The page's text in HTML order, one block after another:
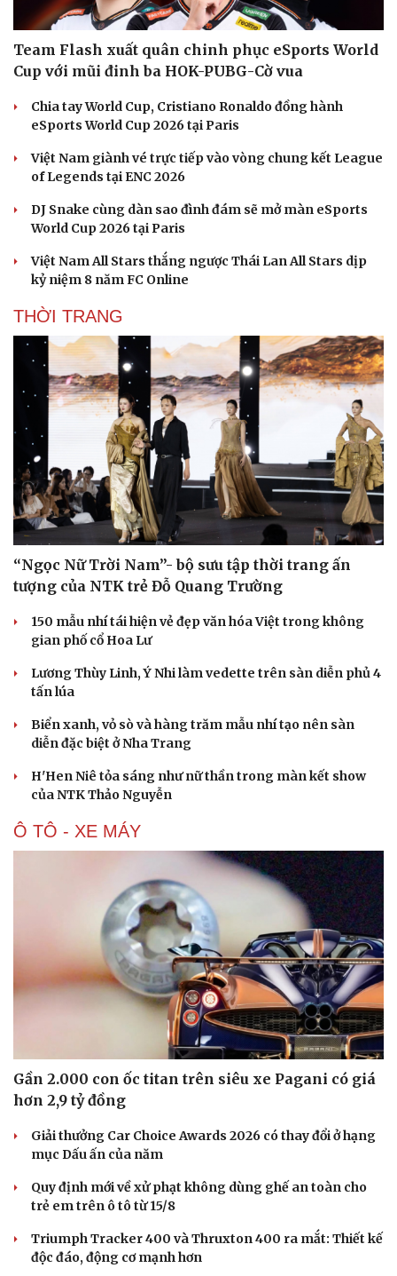
Săn Tour
check-in
Podcast
Câu chuyện thời sự
Đọc truyện đêm khuya
Cửa sổ tình yêu
Kể chuyện cho bé
Hạt giống tâm hồn
Team Flash xuất quân chinh phục eSports World
Cup với mũi đinh ba HOK-PUBG-Cờ vua
Chia tay World Cup, Cristiano Ronaldo đồng hành
eSports World Cup 2026 tại Paris
Việt Nam giành vé trực tiếp vào vòng chung kết League
of Legends tại ENC 2026
DJ Snake cùng dàn sao đình đám sẽ mở màn eSports
World Cup 2026 tại Paris
Việt Nam All Stars thắng ngược Thái Lan All Stars dịp
kỷ niệm 8 năm FC Online
THỜI TRANG
“Ngọc Nữ Trời Nam”- bộ sưu tập thời trang ấn
tượng của NTK trẻ Đỗ Quang Trường
150 mẫu nhí tái hiện vẻ đẹp văn hóa Việt trong không
gian phố cổ Hoa Lư
Lương Thùy Linh, Ý Nhi làm vedette trên sàn diễn phủ 4
tấn lúa
Biển xanh, vỏ sò và hàng trăm mẫu nhí tạo nên sàn
diễn đặc biệt ở Nha Trang
H'Hen Niê tỏa sáng như nữ thần trong màn kết show
của NTK Thảo Nguyễn
Ô TÔ - XE MÁY
Gần 2.000 con ốc titan trên siêu xe Pagani có giá
hơn 2,9 tỷ đồng
Giải thưởng Car Choice Awards 2026 có thay đổi ở hạng
mục Dấu ấn của năm
Quy định mới về xử phạt không dùng ghế an toàn cho
trẻ em trên ô tô từ 15/8
Triumph Tracker 400 và Thruxton 400 ra mắt: Thiết kế
độc đáo, động cơ mạnh hơn